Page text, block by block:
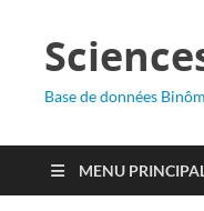
Base de données
MENU